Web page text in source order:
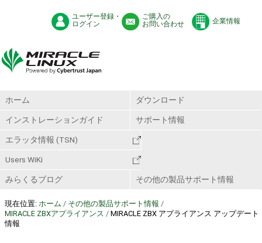
ユーザー登録・
ログイン
ご購入の
お問い合わせ
企業情報
ホーム ダウンロード
インストレーションガイド サポート情報
エラッタ情報 (TSN)
Users WiKi
みらくるブログ その他の製品サポート情報
現在位置: ホーム / その他の製品サポート情報 /
MIRACLE ZBXアプライアンス / MIRACLE ZBX アプライアンス アップデート
情報